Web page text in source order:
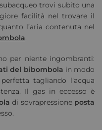
trovi subito una
facilità nel trovare il
l’aria contenuta nel
.
per niente ingombranti:
del bibombola in modo
tagliando l’acqua
Il gas in eccesso è
di sovrapressione posta